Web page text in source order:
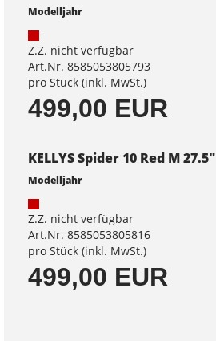
Modelljahr
Z.Z. nicht verfügbar
Art.Nr. 8585053805793
pro Stück (inkl. MwSt.)
499,00 EUR
KELLYS Spider 10 Red M 27.5"
Modelljahr
Z.Z. nicht verfügbar
Art.Nr. 8585053805816
pro Stück (inkl. MwSt.)
499,00 EUR